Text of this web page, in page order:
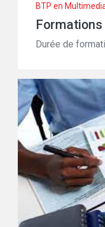
BTP en
Durée de